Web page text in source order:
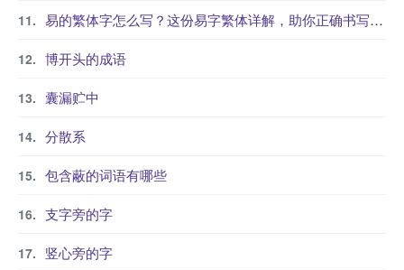
易的繁体字怎么写？这份易字繁体详解，助你正确书写汉字_汉字繁体学习
博开头的成语
囊漏贮中
分散系
包含蔽的词语有哪些
支字旁的字
竖心旁的字